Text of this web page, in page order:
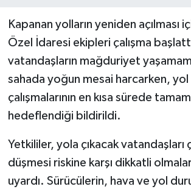
Kapanan yolların yeniden açılması
Özel İdaresi ekipleri çalışma
vatandaşların mağduriyet
sahada yoğun mesai harcarken, yol
çalışmalarının en kısa sürede
hedeflendiği bildirildi.
Yetkililer, yola çıkacak vatandaşları
düşmesi riskine karşı dikkatli
uyardı. Sürücülerin, hava ve yol